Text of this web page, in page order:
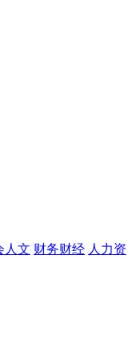
人文 财务财经 人力资